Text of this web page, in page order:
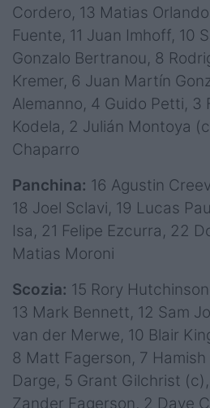
Cordero, 13 Matias
Fuente, 11 Juan Imhoff, 10
Gonzalo Bertranou, 8
Kremer, 6 Juan Martín
Alemanno, 4 Guido Petti, 3
Kodela, 2 Julián Montoya
Chaparro
Panchina: 16 Agustin
18 Joel Sclavi, 19 Lucas
Isa, 21 Felipe Ezcurra, 22
Matias Moroni
Scozia: 15 Rory
13 Mark Bennett, 12 Sam
van der Merwe, 10 Blair
8 Matt Fagerson, 7 Hamish
Darge, 5 Grant Gilchrist
Zander Fagerson, 2 Dave